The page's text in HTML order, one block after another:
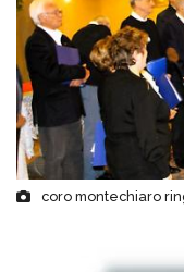
coro montechiaro